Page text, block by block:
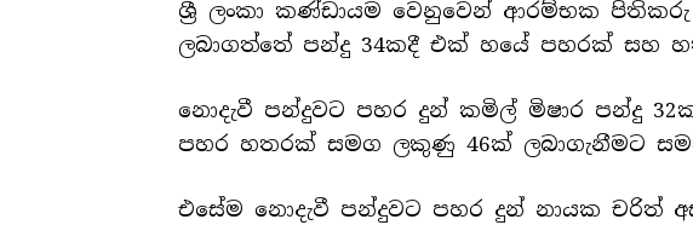
ශ්‍රී ලංකා කණ්ඩායම වෙනුවෙන් ආරම්භක
ලබාගත්තේ පන්දු 34කදී එක් හයේ පහරක් සහ
නොදැවී පන්දුවට පහර දුන් කමිල් මිෂාර පන්දු
පහර හතරක් සමග ලකුණු 46ක් ලබාගැනීමට
එසේම නොදැවී පන්දුවට පහර දුන් නායක චරිත්